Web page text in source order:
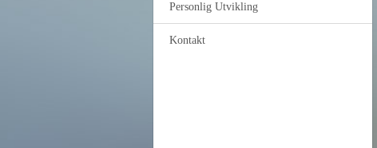
Personlig Utvikling
Kontakt